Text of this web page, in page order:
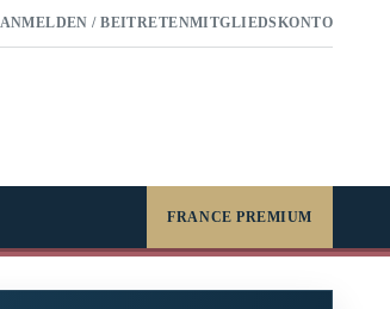
ANMELDEN / BEITRETENMITGLIEDSKONTO
FRANCE PREMIUM